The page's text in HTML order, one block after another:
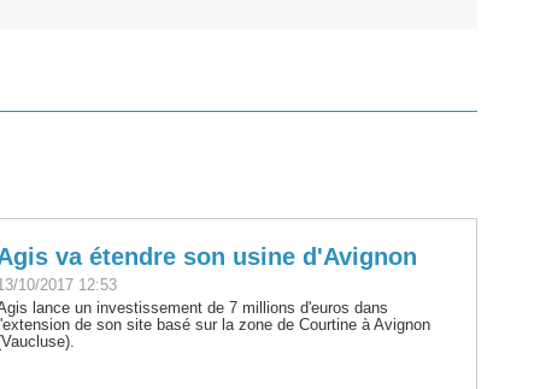
va étendre son usine d'Avignon
10/2017 12:53
lance un investissement de 7 millions d'euros dans
de son site basé sur la zone de Courtine à Avignon